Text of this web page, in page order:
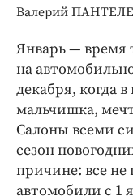
Блоги
Издания
Клиника
Бренд года
Валерий
Январь — время
на
декабря, когда
мальчишка,
Салоны всеми
сезон
причине: все не
автомобили с 1